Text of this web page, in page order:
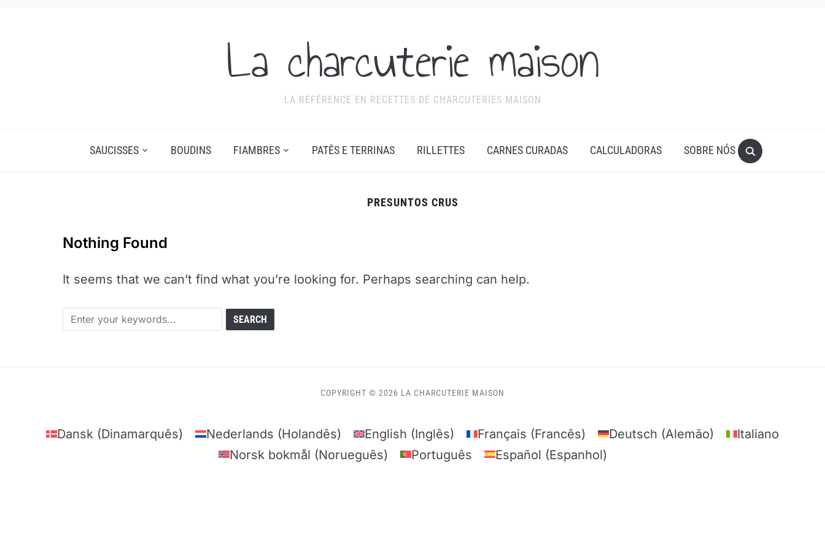
La charcuterie maison
LA RÉFÉRENCE EN RECETTES DE CHARCUTERIES MAISON
SAUCISSES BOUDINS FIAMBRES PATÊS E TERRINAS RILLETTES CARNES CURADAS CALCULADORAS SOBRE NÓS
PRESUNTOS CRUS
Nothing Found
It seems that we can’t find what you’re looking for. Perhaps searching can help.
COPYRIGHT © 2026 LA CHARCUTERIE MAISON
Dansk (Dinamarquês) Nederlands (Holandês) English (Inglês) Français (Francês) Deutsch (Alemão)
Italiano
Norsk bokmål (Norueguês) Português Español (Espanhol)